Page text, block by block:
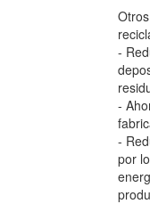
-
-
-
por